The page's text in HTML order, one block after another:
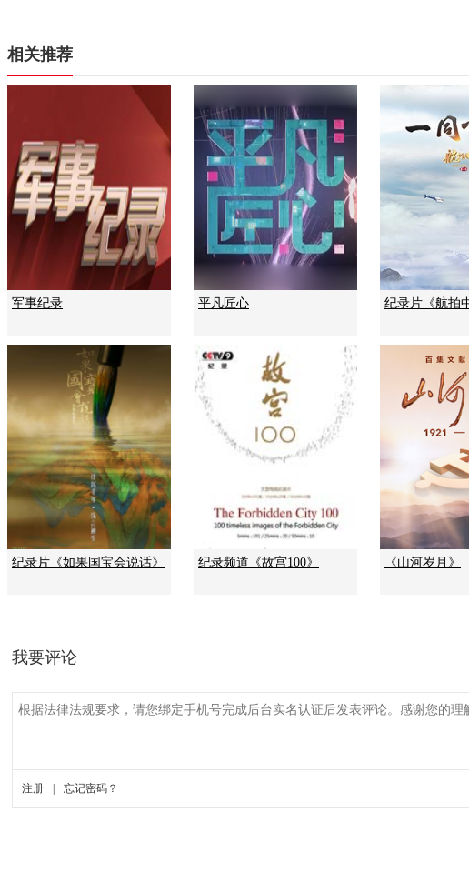
相关推荐
军事纪录 平凡匠心 纪录片《航拍
纪录片《如果国宝会说话》 纪录频道《故宫100》 《山河岁月》